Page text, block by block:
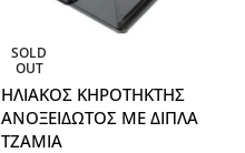
SOLD
OUT
ΗΛΙΑΚΟΣ ΚΗΡΟΤΗΚΤΗΣ
ΑΝΟΞΕΙΔΩΤΟΣ ΜΕ ΔΙΠΛΑ
ΤΖΑΜΙΑ